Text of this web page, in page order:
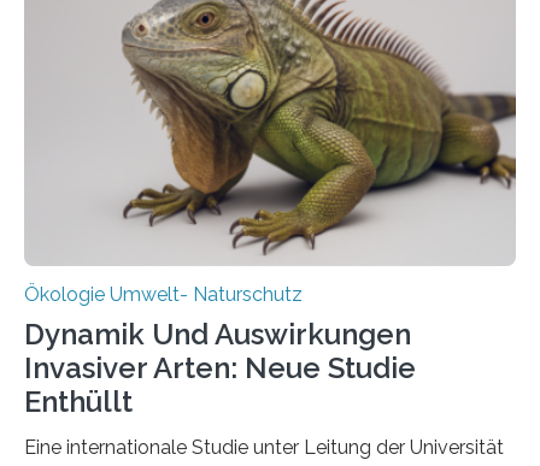
Bundesministerium für Landwirtschaft, Ernährung und
Heimat. Braunschweig/Eberswalde (23. Oktober 2025).
Ein Netz aus 155 Messstationen spannt sich neuerdings
über Deutschlands Moorböden. Eingerichtet wurden sie
in den vergangenen fünf Jahren von
Wissenschaftlerinnen und Wissenschaftlern des
Thünen-Instituts für Agrarklimaschutz…
Ökologie Umwelt- Naturschutz
Dynamik Und Auswirkungen
Invasiver Arten: Neue Studie
Enthüllt
Eine internationale Studie unter Leitung der Universität